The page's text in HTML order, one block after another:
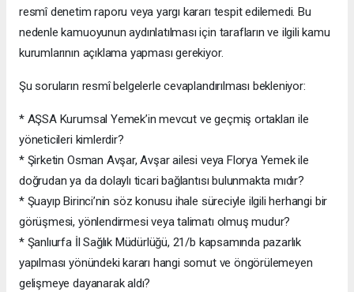
resmî denetim raporu veya yargı kararı tespit edilemedi. Bu
nedenle kamuoyunun aydınlatılması için tarafların ve ilgili kamu
kurumlarının açıklama yapması gerekiyor.
Şu soruların resmî belgelerle cevaplandırılması bekleniyor:
* AŞSA Kurumsal Yemek’in mevcut ve geçmiş ortakları ile
yöneticileri kimlerdir?
* Şirketin Osman Avşar, Avşar ailesi veya Florya Yemek ile
doğrudan ya da dolaylı ticari bağlantısı bulunmakta mıdır?
* Şuayıp Birinci’nin söz konusu ihale süreciyle ilgili herhangi bir
görüşmesi, yönlendirmesi veya talimatı olmuş mudur?
* Şanlıurfa İl Sağlık Müdürlüğü, 21/b kapsamında pazarlık
yapılması yönündeki kararı hangi somut ve öngörülemeyen
gelişmeye dayanarak aldı?